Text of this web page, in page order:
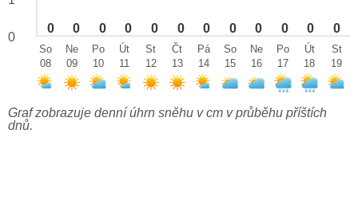
0 0 0 0 0 0 0 0 0 0 0 0
0
So
08
Ne
09
Po
10
Út
11
St
12
Čt
13
Pá
14
So
15
Ne
16
Po
17
Út
18
St
19
Graf zobrazuje denní úhrn sněhu v cm v průběhu příštích
dnů.